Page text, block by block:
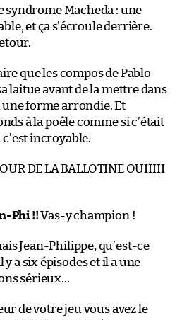
syndrome Macheda : une
et ça s’écroule derrière.
que les compos de Pablo
laitue avant de la mettre dans
forme arrondie. Et
à la poêle comme si c’était
incroyable.
DE LA BALLOTINE OUIIIII
Phi !!Vas-y champion !
Jean-Philippe, qu’est-ce
y a six épisodes et il a une
sérieux…
de votre jeu vous avez le